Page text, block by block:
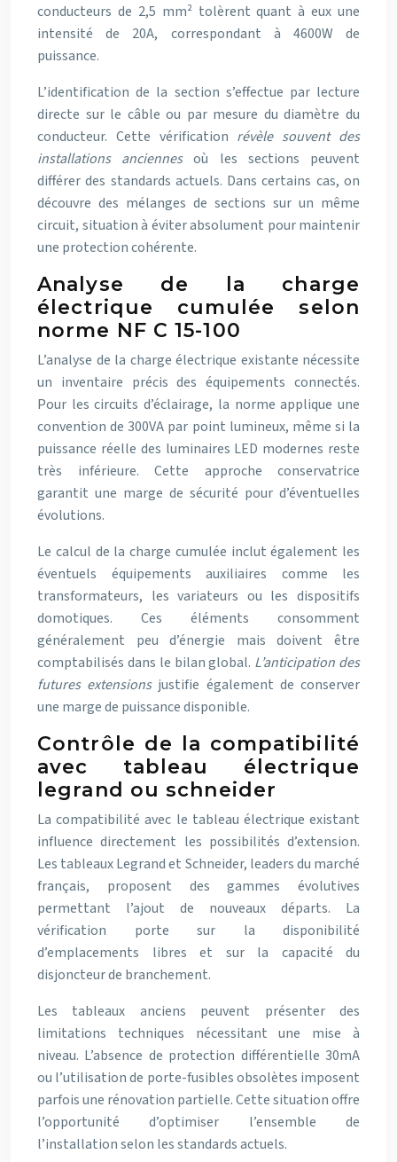
conducteurs de 2,5 mm² tolèrent quant à eux une
intensité de 20A, correspondant à 4600W de
puissance.
L’identification de la section s’effectue par lecture
directe sur le câble ou par mesure du diamètre du
conducteur. Cette vérification révèle souvent des
installations anciennesoù les sections peuvent
différer des standards actuels. Dans certains cas, on
découvre des mélanges de sections sur un même
circuit, situation à éviter absolument pour maintenir
une protection cohérente.
Analyse de la charge
électrique cumulée selon
norme NF C 15-100
L’analyse de la charge électrique existante nécessite
un inventaire précis des équipements connectés.
Pour les circuits d’éclairage, la norme applique une
convention de 300VA par point lumineux, même si la
puissance réelle des luminaires LED modernes reste
très inférieure. Cette approche conservatrice
garantit une marge de sécurité pour d’éventuelles
évolutions.
Le calcul de la charge cumulée inclut également les
éventuels équipements auxiliaires comme les
transformateurs, les variateurs ou les dispositifs
domotiques. Ces éléments consomment
généralement peu d’énergie mais doivent être
comptabilisés dans le bilan global. L’anticipation des
futures extensions justifie également de conserver
une marge de puissance disponible.
Contrôle de la compatibilité
avec tableau électrique
legrand ou schneider
La compatibilité avec le tableau électrique existant
influence directement les possibilités d’extension.
Les tableaux Legrand et Schneider, leaders du marché
français, proposent des gammes évolutives
permettant l’ajout de nouveaux départs. La
vérification porte sur la disponibilité
d’emplacements libres et sur la capacité du
disjoncteur de branchement.
Les tableaux anciens peuvent présenter des
limitations techniques nécessitant une mise à
niveau. L’absence de protection différentielle 30mA
ou l’utilisation de porte-fusibles obsolètes imposent
parfois une rénovation partielle. Cette situation offre
l’opportunité d’optimiser l’ensemble de
l’installation selon les standards actuels.